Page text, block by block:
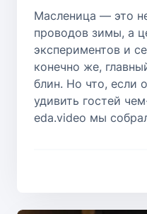
Масленица — это
проводов зимы, а
экспериментов и
конечно же,
блин. Но что, если
удивить гостей
eda.video мы